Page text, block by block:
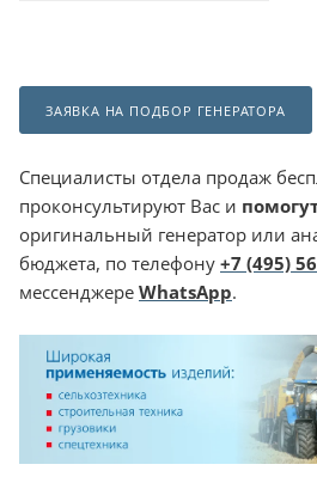
ЗАЯВКА НА ПОДБОР ГЕНЕРАТОРА
Специалисты отдела продаж
проконсультируют Вас и
оригинальный генератор или
бюджета, по телефону +7 (495)
мессенджере WhatsApp.